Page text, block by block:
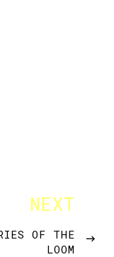
NEXT
OF THE
LOOM